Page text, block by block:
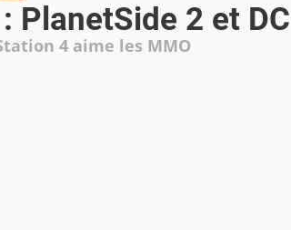
PlanetSide 2 et
4 aime les MMO